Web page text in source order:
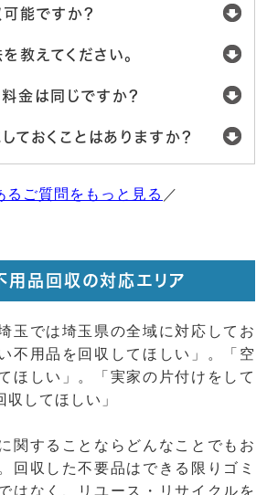
能ですか？
教えてください。
金は同じですか？
ておくことはありますか？
るご質問をもっと見る ／
用品回収の対応エリア
玉では埼玉県の全域に対応してお
不用品を回収してほしい」。「空
ほしい」。「実家の片付けをして
してほしい」
関することならどんなことでもお
回収した不要品はできる限りゴミ
はなく、リユース・リサイクルを